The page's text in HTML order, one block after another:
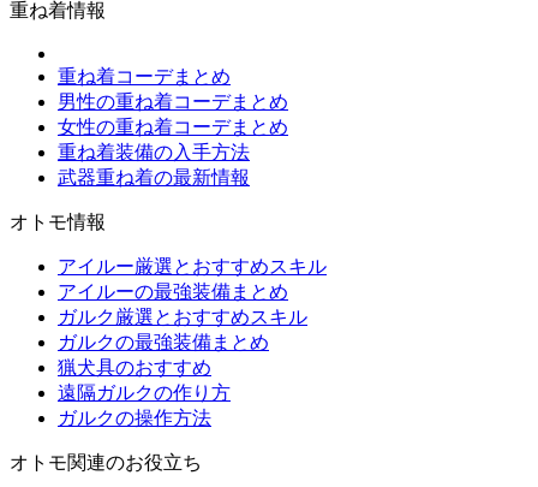
重ね着情報
重ね着コーデまとめ
男性の重ね着コーデまとめ
女性の重ね着コーデまとめ
重ね着装備の入手方法
武器重ね着の最新情報
オトモ情報
アイルー厳選とおすすめスキル
アイルーの最強装備まとめ
ガルク厳選とおすすめスキル
ガルクの最強装備まとめ
猟犬具のおすすめ
遠隔ガルクの作り方
ガルクの操作方法
オトモ関連のお役立ち